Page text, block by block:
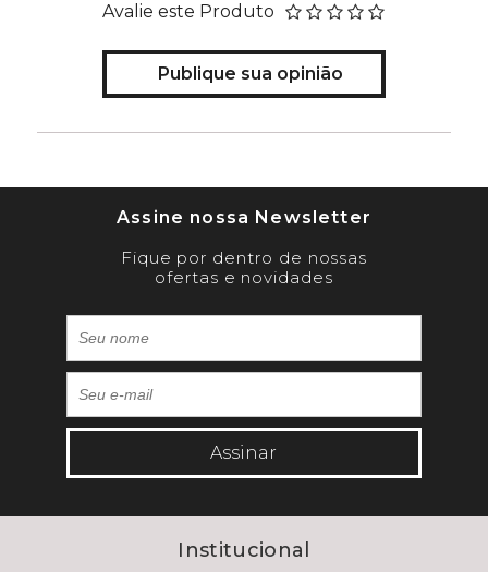
Avalie este Produto
Publique sua opinião
Assine nossa Newsletter
Fique por dentro de nossas
ofertas e novidades
Assinar
Institucional